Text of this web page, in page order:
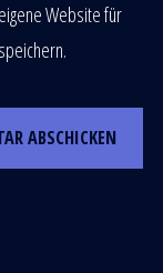
Website für